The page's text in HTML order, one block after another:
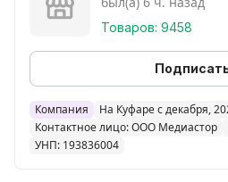
Товаров: 9458
Компания
На Куфаре с декабря,
Контактное лицо: ООО Медиастор
УНП: 193836004